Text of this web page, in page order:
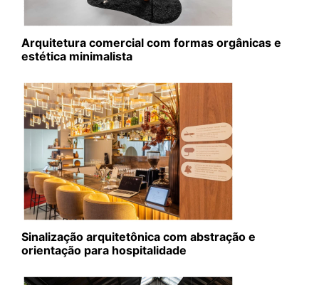
Arquitetura comercial com formas orgânicas e
estética minimalista
Sinalização arquitetônica com abstração e
orientação para hospitalidade